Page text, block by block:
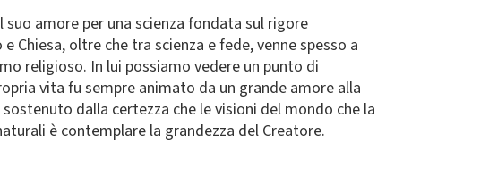
amore per una scienza fondata sul rigore
oltre che tra scienza e fede, venne spesso a
religioso. In lui possiamo vedere un punto di
vita fu sempre animato da un grande amore alla
dalla certezza che le visioni del mondo che la
è contemplare la grandezza del Creatore.